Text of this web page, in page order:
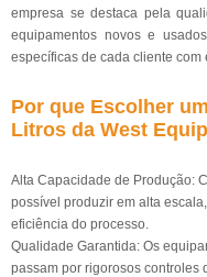
empresa se destaca pela
equipamentos novos e
específicas de cada cliente com
Por que Escolher
Litros da West
Alta Capacidade de Produção:
possível produzir em alta
eficiência do processo.
Qualidade Garantida: Os
passam por rigorosos controles